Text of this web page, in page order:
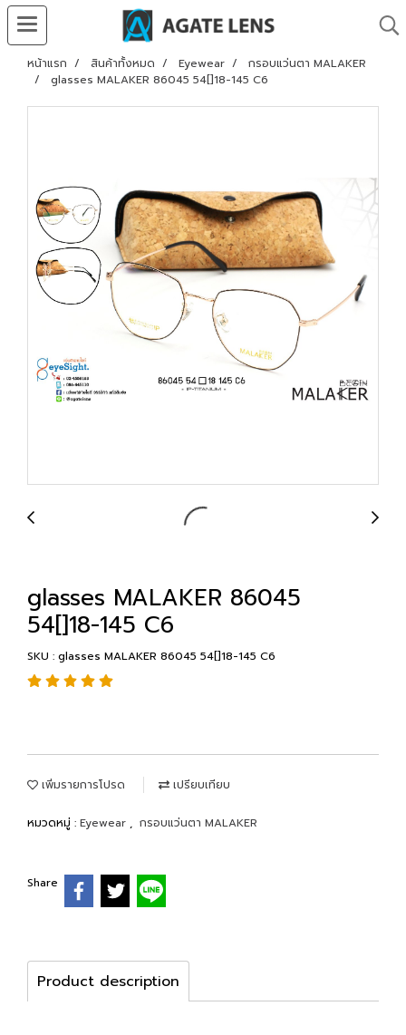
หน้าแรก สินค้าทั้งหมด Eyewear
กรอบแว่นตา MALAKER
glasses MALAKER 86045 54[]18-145 C6
glasses MALAKER 86045
54[]18-145 C6
SKU : glasses MALAKER 86045 54[]18-145 C6
เพิ่มรายการโปรด เปรียบเทียบ
หมวดหมู่ : Eyewear , กรอบแว่นตา MALAKER
Share
Product description